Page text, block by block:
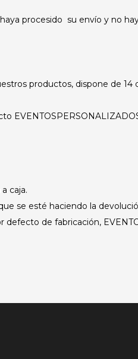
procesido su envío y no
productos, dispone de 14
caja.
se esté haciendo la
de fabricación,